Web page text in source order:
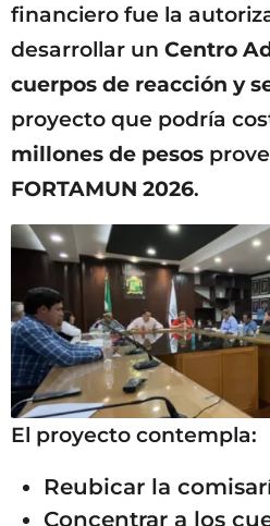
financiero fue la
desarrollar un Centro
cuerpos de reacción y
proyecto que podría
millones de pesos
FORTAMUN 2026.
El proyecto contempla:
Reubicar la
Concentrar a los